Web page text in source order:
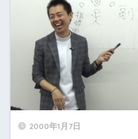
2000年1月7日